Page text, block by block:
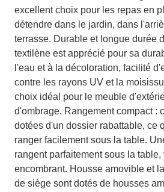
excellent choix pour les repas en
détendre dans le jardin, dans
terrasse. Durable et longue durée
textilène est apprécié pour sa
l'eau et à la décoloration, facilité
contre les rayons UV et la
choix idéal pour le meuble
d'ombrage. Rangement compact :
dotées d'un dossier rabattable, ce
ranger facilement sous la table.
rangent parfaitement sous la
encombrant. Housse amovible et
de siège sont dotés de housses